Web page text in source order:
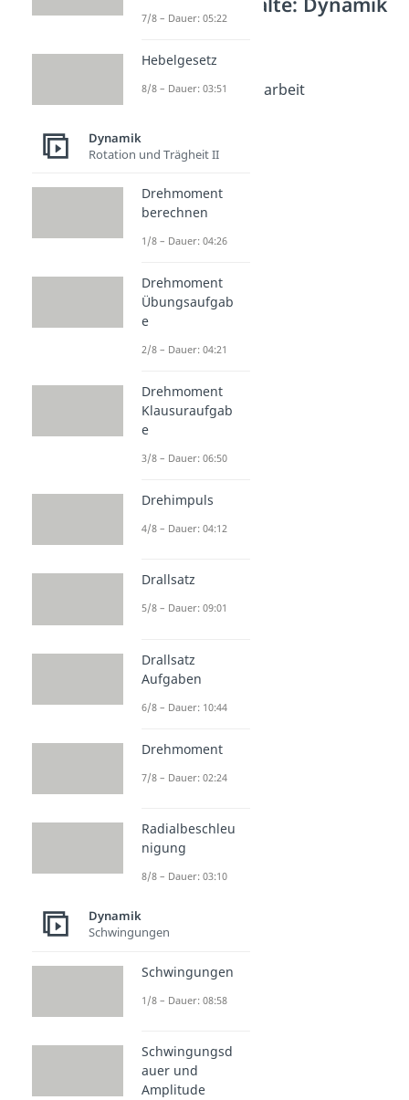
Arbeit (Physik)
Dauer: 04:39
Beschleunigungsarbeit
7/8 – Dauer: 05:22
Hebelgesetz
8/8 – Dauer: 03:51
Dynamik
Rotation und Trägheit II
Drehmoment
berechnen
1/8 – Dauer: 04:26
Drehmoment
Übungsaufgab
e
2/8 – Dauer: 04:21
Drehmoment
Klausuraufgab
e
3/8 – Dauer: 06:50
Drehimpuls
4/8 – Dauer: 04:12
Drallsatz
5/8 – Dauer: 09:01
Drallsatz
Aufgaben
6/8 – Dauer: 10:44
Drehmoment
7/8 – Dauer: 02:24
Radialbeschleu
nigung
8/8 – Dauer: 03:10
Dynamik
Schwingungen
Schwingungen
1/8 – Dauer: 08:58
Schwingungsd
auer und
Amplitude